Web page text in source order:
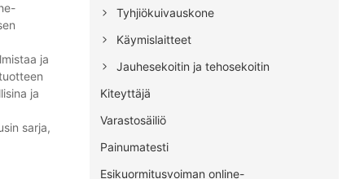
ja
ja
sarja,
Tyhjiökuivauskone
Käymislaitteet
Jauhesekoitin ja tehosekoitin
Kiteyttäjä
Varastosäiliö
Painumatesti
Esikuormitusvoiman online-